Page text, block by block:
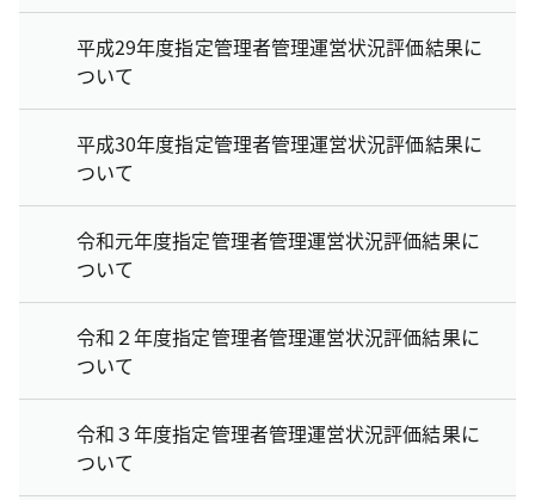
平成29年度指定管理者管理運営状況評価結果に
ついて
平成30年度指定管理者管理運営状況評価結果に
ついて
令和元年度指定管理者管理運営状況評価結果に
ついて
令和２年度指定管理者管理運営状況評価結果に
ついて
令和３年度指定管理者管理運営状況評価結果に
ついて